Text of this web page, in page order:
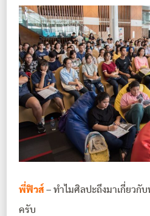
พี่ฟิวส์ – ทำไมศิลปะถึงมาเกี่ยวกั
ครับ